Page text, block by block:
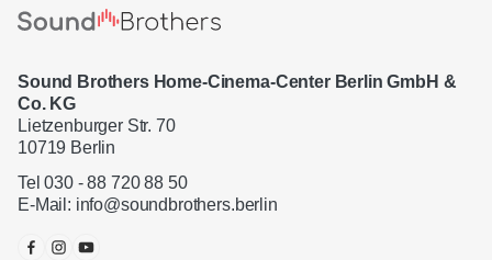
Sound Brothers Home-Cinema-Center Berlin GmbH &
Co. KG
Lietzenburger Str. 70
10719 Berlin
Tel 030 - 88 720 88 50
E-Mail: info@soundbrothers.berlin